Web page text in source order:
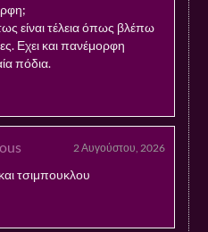
είναι τέλεια όπως βλέπω
Εχει και πανέμορφη
πόδια.
2 Αυγούστου, 2026
τσιμπουκλου